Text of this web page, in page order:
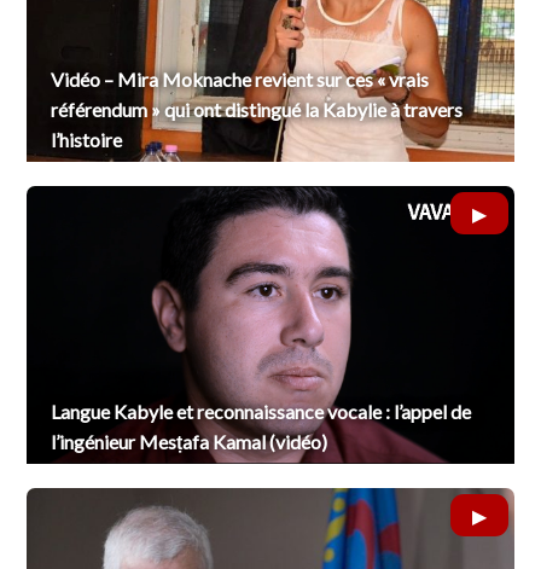
Vidéo – Mira Moknache revient sur ces « vrais
référendum » qui ont distingué la Kabylie à travers
l’histoire
Langue Kabyle et reconnaissance vocale : l’appel de
l’ingénieur Mesṭafa Kamal (vidéo)